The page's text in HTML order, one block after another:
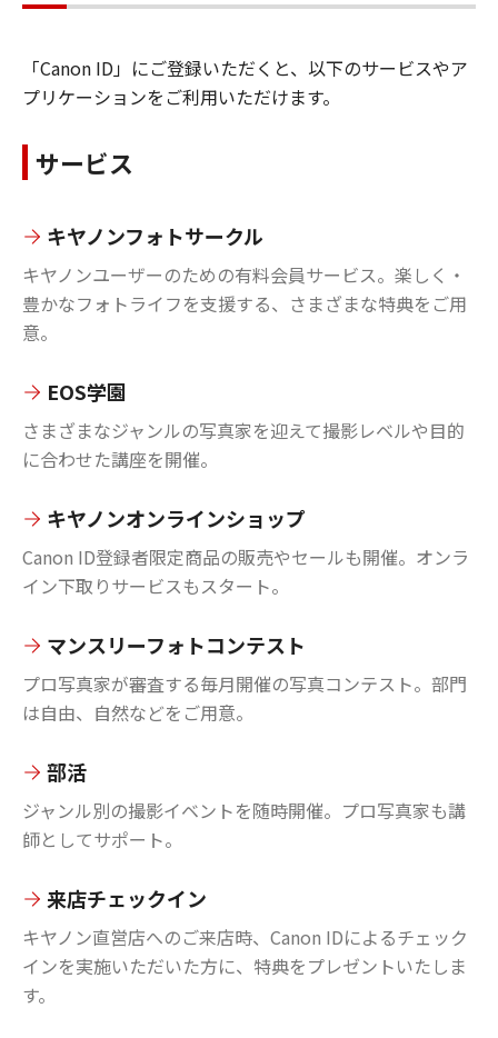
「Canon ID」にご登録いただくと、以下のサービスやア
プリケーションをご利用いただけます。
サービス
キヤノンフォトサークル
キヤノンユーザーのための有料会員サービス。楽しく・
豊かなフォトライフを支援する、さまざまな特典をご用
意。
EOS学園
さまざまなジャンルの写真家を迎えて撮影レベルや目的
に合わせた講座を開催。
キヤノンオンラインショップ
Canon ID登録者限定商品の販売やセールも開催。オンラ
イン下取りサービスもスタート。
マンスリーフォトコンテスト
プロ写真家が審査する毎月開催の写真コンテスト。部門
は自由、自然などをご用意。
部活
ジャンル別の撮影イベントを随時開催。プロ写真家も講
師としてサポート。
来店チェックイン
キヤノン直営店へのご来店時、Canon IDによるチェック
インを実施いただいた方に、特典をプレゼントいたしま
す。